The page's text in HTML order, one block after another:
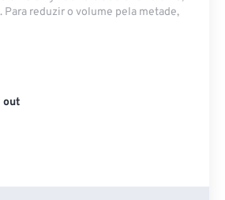
Para reduzir o volume pela metade,
out